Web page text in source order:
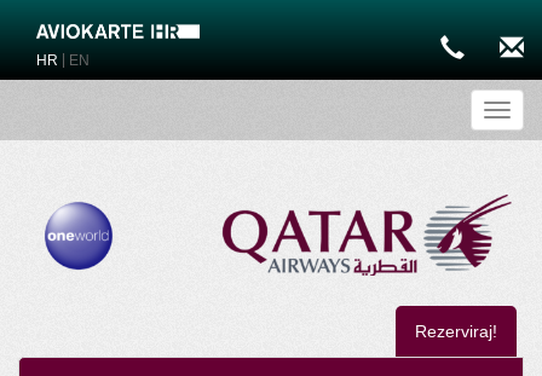
HR EN
Rezerviraj!